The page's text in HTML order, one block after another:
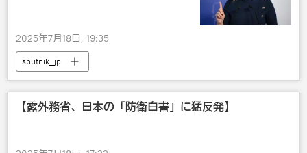
2025年7月18日, 19:35
sputnik_jp
【露外務省、日本の「防衛白書」に猛反発】